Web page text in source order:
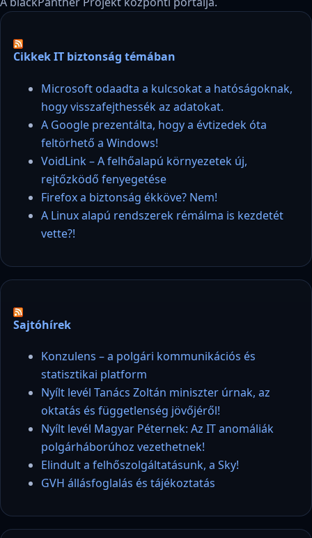
Cikkek IT biztonság témában
Microsoft odaadta a kulcsokat a hatóságoknak,
hogy visszafejthessék az adatokat.
A Google prezentálta, hogy a évtizedek óta
feltörhető a Windows!
VoidLink – A felhőalapú környezetek új,
rejtőzködő fenyegetése
Firefox a biztonság ékköve? Nem!
A Linux alapú rendszerek rémálma is kezdetét
vette?!
Sajtóhírek
Konzulens – a polgári kommunikációs és
statisztikai platform
Nyílt levél Tanács Zoltán miniszter úrnak, az
oktatás és függetlenség jövőjéről!
Nyílt levél Magyar Péternek: Az IT anomáliák
polgárháborúhoz vezethetnek!
Elindult a felhőszolgáltatásunk, a Sky!
GVH állásfoglalás és tájékoztatás